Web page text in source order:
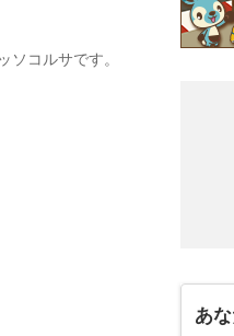
ソコルサです。
あ